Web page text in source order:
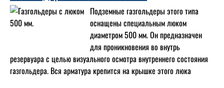
Подземные газгольдеры этого типа
оснащены специальным люком
диаметром 500 мм. Он предназначен
для проникновения во внутрь
резервуара с целью визуального осмотра внутреннего состояния
газгольдера. Вся арматура крепится на крышке этого люка